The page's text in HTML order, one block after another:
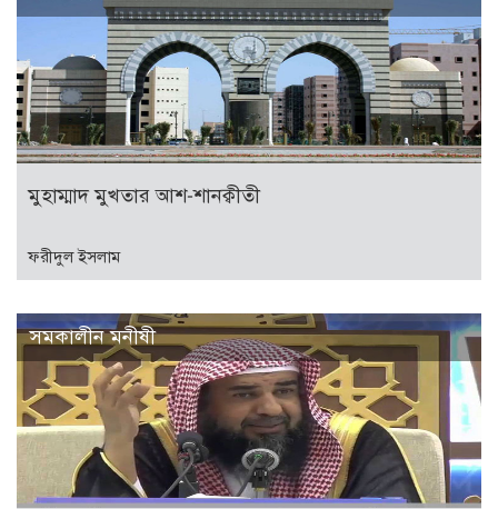
মুহাম্মাদ মুখতার আশ-শানক্বীতী
ফরীদুল ইসলাম
সমকালীন মনীষী